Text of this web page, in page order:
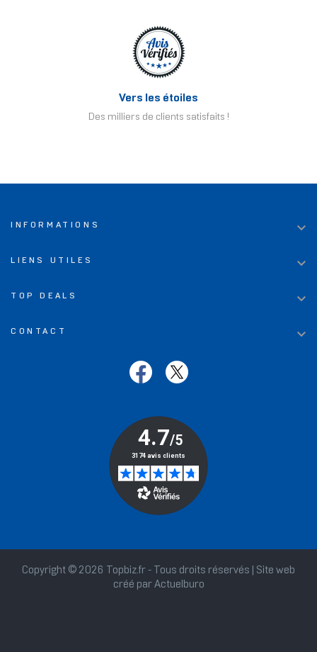
Vers les étoiles
Des milliers de clients satisfaits !
INFORMATIONS 
LIENS UTILES 
TOP DEALS 
CONTACT 
Copyright © 2026 Topbiz.fr - Tous droits réservés | Site web
créé par Actuelburo